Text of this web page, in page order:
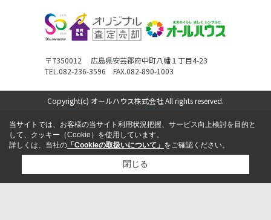
〒7350012 広島県安芸郡府中町八幡１丁目4-23
TEL.082-236-3596 FAX.082-890-1003
Copyright(c) オールハウス株式会社 All rights reserved.
当サイトでは、お客様の当サイト利用状況把握、サービス向上検討を目的と
して、クッキー（Cookie）を使用しています。
詳しくは、当社の 「Cookieの取扱いについて」 をご確認ください。
閉じる